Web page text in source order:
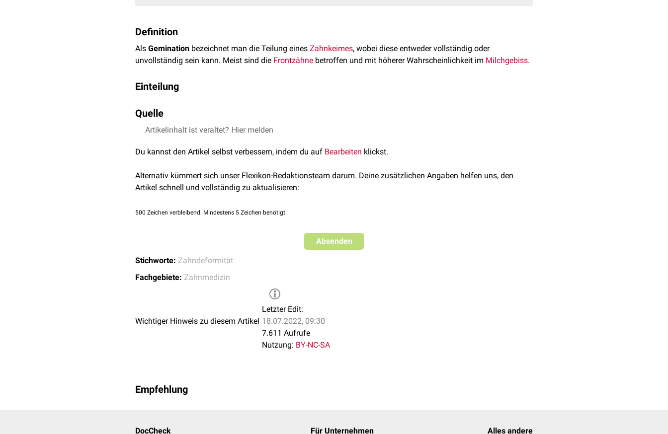
Definition
Als Gemination bezeichnet man die Teilung eines Zahnkeimes, wobei diese entweder vollständig oder
unvollständig sein kann. Meist sind die Frontzähne betroffen und mit höherer Wahrscheinlichkeit im Milchgebiss.
Einteilung
Vollständige Teilung
Bei der vollständigen Teilung eines Zahnkeims kommt es zur Bildung eines neuen
Die unvollständige Teilung kann nur deninzisalen Schmelz, Teile der Krone oder die gesammte Krone umfassen.
Es entsteht ein teilweise gespaltener Zahn, der sogenannte
Quelle
Gängler, Peter et al.; Konservierende Zahnheilkunde und Parodontologie (2010);
Artikelinhalt ist veraltet? Hier melden
Du kannst den Artikel selbst verbessern, indem du auf Bearbeiten klickst.
Alternativ kümmert sich unser Flexikon-Redaktionsteam darum. Deine zusätzlichen Angaben helfen uns, den
Artikel schnell und vollständig zu aktualisieren:
500 Zeichen verbleibend. Mindestens 5 Zeichen benötigt.
Absenden
Stichworte: Zahndeformität
Fachgebiete: Zahnmedizin
Wichtiger Hinweis zu diesem Artikel
Letzter Edit:
18.07.2022, 09:30
7.611 Aufrufe
Nutzung: BY-NC-SA
Empfehlung
DocCheck Für Unternehmen Alles andere